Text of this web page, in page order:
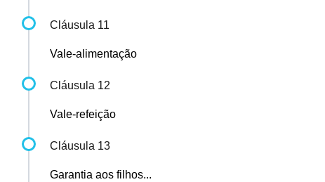
Cláusula 11
Vale-alimentação
Cláusula 12
Vale-refeição
Cláusula 13
Garantia aos filhos...